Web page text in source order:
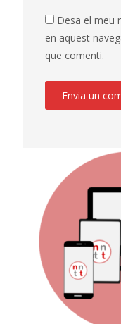
Desa el meu
en aquest
que comenti.